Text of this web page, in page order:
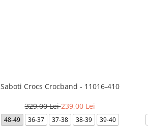
Saboti Crocs Crocband - 11016-410
329,00 Lei239,00 Lei
48-49 36-37 37-38 38-39
39-40